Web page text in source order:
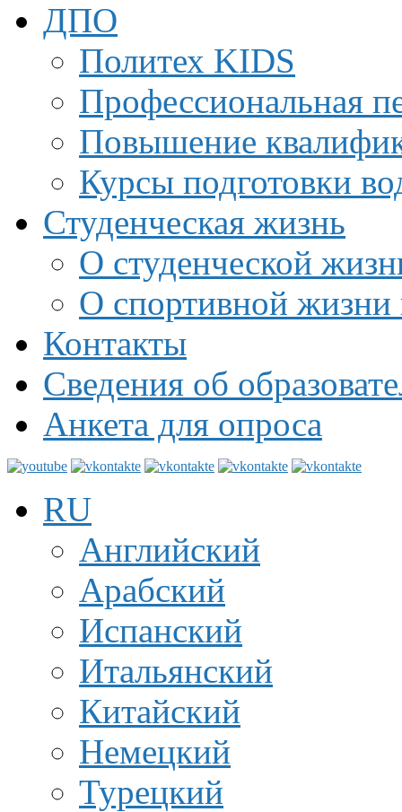
ДПО
Политех KIDS
Профессиональная
Повышение
Курсы подготовки
Студенческая жизнь
О студенческой
О спортивной жизни
Контакты
Сведения об
Анкета для опроса
RU
Английский
Арабский
Испанский
Итальянский
Китайский
Немецкий
Турецкий